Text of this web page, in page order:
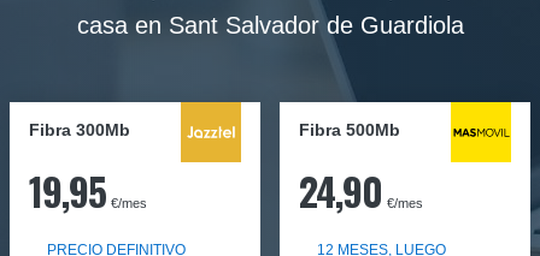
casa en Sant Salvador de Guardiola
Fibra 300Mb
19,95 €/mes
PRECIO DEFINITIVO
Fibra 500Mb
24,90 €/mes
12 MESES, LUEGO